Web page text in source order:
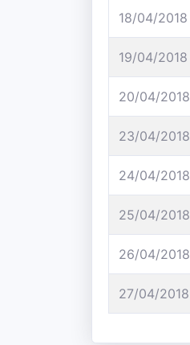
18/04/2018
19/04/2018
20/04/2018
23/04/2018
24/04/2018
25/04/2018
26/04/2018
27/04/2018